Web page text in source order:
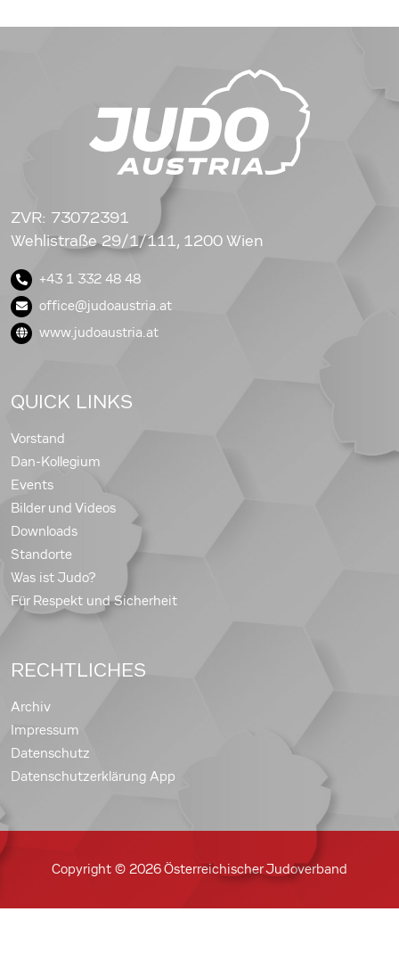
ZVR: 73072391
Wehlistraße 29/1/111, 1200 Wien
+43 1 332 48 48
office@judoaustria.at
www.judoaustria.at
QUICK LINKS
Vorstand
Dan-Kollegium
Events
Bilder und Videos
Downloads
Standorte
Was ist Judo?
Für Respekt und Sicherheit
RECHTLICHES
Archiv
Impressum
Datenschutz
Datenschutzerklärung App
Copyright © 2026 Österreichischer Judoverband